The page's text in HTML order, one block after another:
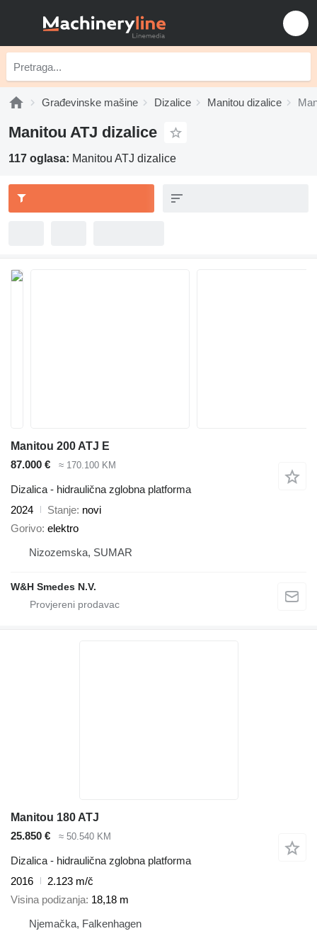
Građevinske mašine Dizalice Manitou dizalice
Manitou ATJ dizalice
117 oglasa: Manitou ATJ dizalice
Manitou 200 ATJ E
87.000 €
≈ 170.100 KM
Dizalica - hidraulična zglobna platforma
2024
Stanje novi
Gorivo elektro
Nizozemska, SUMAR
W&H Smedes N.V.
Manitou 180 ATJ
25.850 €
≈ 50.540 KM
Dizalica - hidraulična zglobna platforma
2016
2.123 m/č
Visina podizanja 18,18 m
Njemačka, Falkenhagen